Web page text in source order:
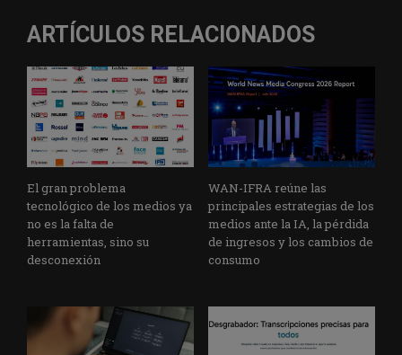
ARTÍCULOS RELACIONADOS
El gran problema
tecnológico de los medios ya
no es la falta de
herramientas, sino su
desconexión
WAN-IFRA reúne las
principales estrategias de los
medios ante la IA, la pérdida
de ingresos y los cambios de
consumo